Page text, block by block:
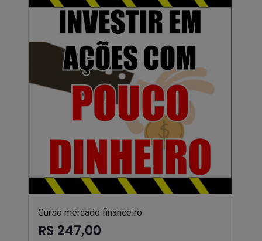
Curso mercado financeiro
R$ 247,00